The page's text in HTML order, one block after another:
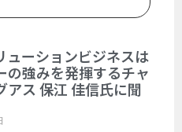
ューションビジネスは
の強みを発揮するチャ
アス 保江 佳信氏に聞